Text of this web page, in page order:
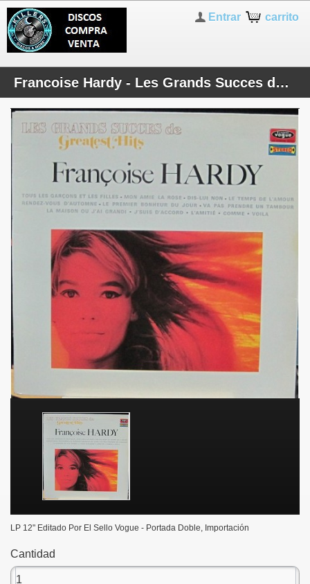
carrito
Entrar
Francoise Hardy - Les Grands Succes de - 60s
LP 12" Editado Por El Sello Vogue - Portada Doble, Importación
Cantidad